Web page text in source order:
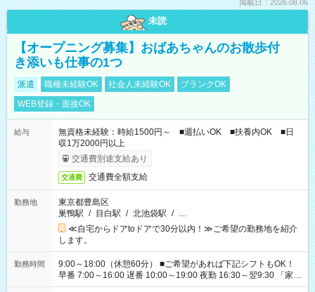
掲載日：2026.08.06
未読
【オープニング募集】おばあちゃんのお散歩付
き添いも仕事の1つ
派遣 職種未経験OK 社会人未経験OK
ブランクOK
WEB登録・面接OK
給与
無資格未経験：時給1500円～ ■週払いOK ■扶養内OK ■日
収1万2000円以上
交通費別途支給あり
交通費 交通費全額支給
勤務地
東京都豊島区
巣鴨駅 / 目白駅 / 北池袋駅 / …
≪自宅からドアtoドアで30分以内！≫ご希望の勤務地を紹介
します。
勤務時間
9:00～18:00（休憩60分） ■ご希望があれば下記シフトもOK！
早番 7:00～16:00 遅番 10:00～19:00 夜勤 16:30～翌9:30 「家族
と休みを合わせたい」 「余裕を持って夕飯の準備がしたい」